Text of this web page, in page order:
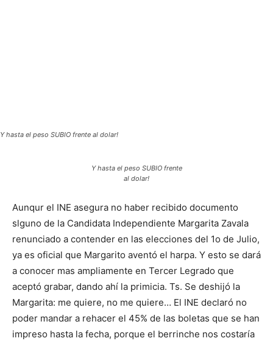
Y hasta el peso SUBIO frente al dolar!
Y hasta el peso SUBIO frente
al dolar!
Aunqur el INE asegura no haber recibido documento
slguno de la Candidata Independiente Margarita Zavala
renunciado a contender en las elecciones del 1o de Julio,
ya es oficial que Margarito aventó el harpa. Y esto se dará
a conocer mas ampliamente en Tercer Legrado que
aceptó grabar, dando ahí la primicia. Ts. Se deshijó la
Margarita: me quiere, no me quiere… El INE declaró no
poder mandar a rehacer el 45% de las boletas que se han
impreso hasta la fecha, porque el berrinche nos costaría